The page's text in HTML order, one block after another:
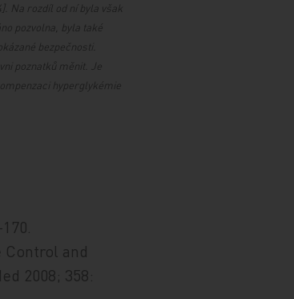
Na rozdíl od ní byla však
pozvolna, byla také
bezpečnosti.
poznatků měnit. Je
hyperglykémie
Control and
2008; 358: